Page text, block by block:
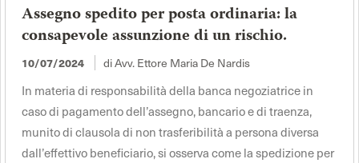
Assegno spedito per posta ordinaria: la
consapevole assunzione di un rischio.
10/07/2024 di Avv. Ettore Maria De Nardis
In materia di responsabilità della banca negoziatrice in
caso di pagamento dell’assegno, bancario e di traenza,
munito di clausola di non trasferibilità a persona diversa
dall’effettivo beneficiario, si osserva come la spedizione per